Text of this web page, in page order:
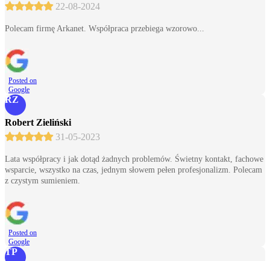
22-08-2024
Polecam firmę Arkanet. Współpraca przebiega wzorowo...
Posted on
Google
RZ
Robert Zieliński
31-05-2023
Lata współpracy i jak dotąd żadnych problemów. Świetny kontakt, fachowe
wsparcie, wszystko na czas, jednym słowem pełen profesjonalizm. Polecam
z czystym sumieniem.
Posted on
Google
TP